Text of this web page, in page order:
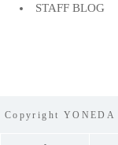
STAFF BLOG
Copyright